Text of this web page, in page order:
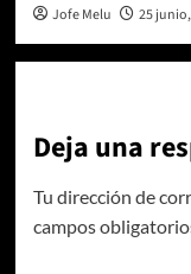
Jofe Melu 25
Deja una
Tu dirección de
campos